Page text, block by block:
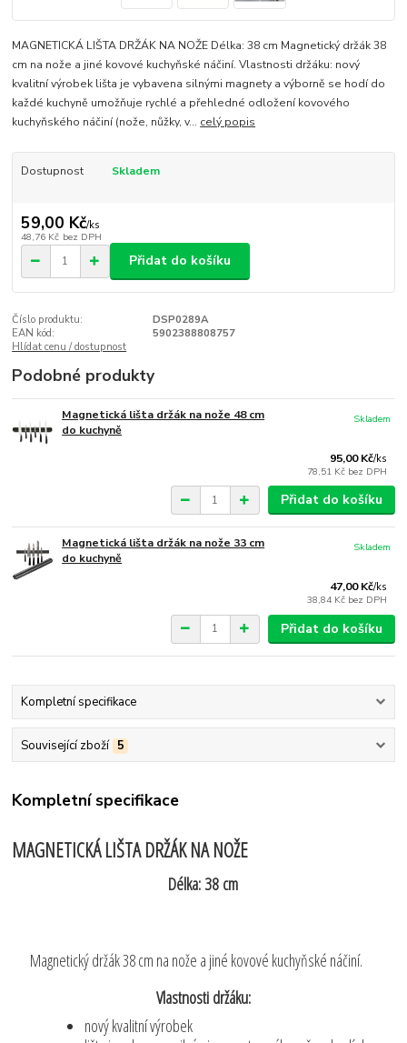
MAGNETICKÁ LIŠTA DRŽÁK NA NOŽE Délka: 38 cm Magnetický držák 38
cm na nože a jiné kovové kuchyňské náčiní. Vlastnosti držáku: nový
kvalitní výrobek lišta je vybavena silnými magnety a výborně se hodí do
každé kuchyně umožňuje rychlé a přehledné odložení kovového
kuchyňského náčiní (nože, nůžky, v... celý popis
Dostupnost Skladem
59,00 Kč/ks
48,76 Kč bez DPH
Přidat do košíku
Číslo produktu:
DSP0289A
EAN kód:
5902388808757
Hlídat cenu / dostupnost
Podobné produkty
Magnetická lišta držák na nože 48 cm
do kuchyně
95,00 Kč/ks
78,51 Kč bez DPH
Skladem
Přidat do košíku
Magnetická lišta držák na nože 33 cm
do kuchyně
47,00 Kč/ks
38,84 Kč bez DPH
Skladem
Přidat do košíku
Kompletní specifikace
Související zboží 5
Kompletní specifikace
MAGNETICKÁ LIŠTA DRŽÁK NA NOŽE
Délka: 38 cm
Magnetický držák 38 cm na nože a jiné kovové kuchyňské náčiní.
Vlastnosti držáku:
nový kvalitní výrobek